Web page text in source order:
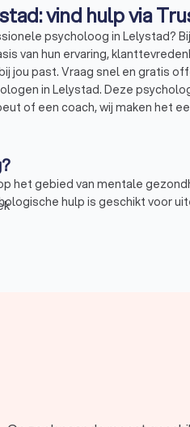
Psycholoog in Lelystad: vind
psycholoog in Lelystad?
van hun ervaring,
jou past. Vraag snel en gratis
in Lelystad. Deze
of een coach, wij maken het
het gebied van mentale
hulp is geschikt voor
deskundige begeleiding en